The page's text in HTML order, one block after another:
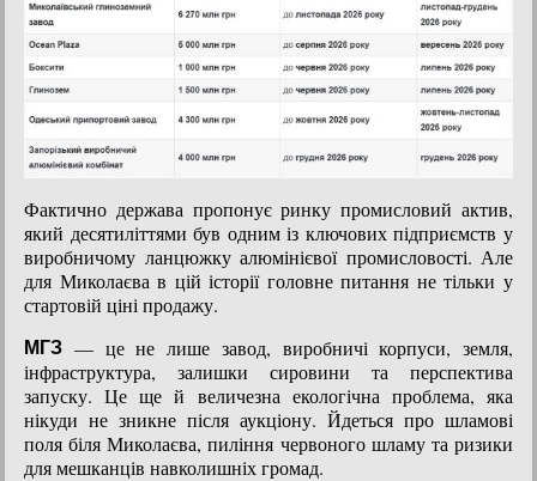
Фактично держава пропонує ринку промисловий актив,
який десятиліттями був одним із ключових підприємств у
виробничому ланцюжку алюмінієвої промисловості. Але
для Миколаєва в цій історії головне питання не тільки у
стартовій ціні продажу.
МГЗ — це не лише завод, виробничі корпуси, земля,
інфраструктура, залишки сировини та перспектива
запуску. Це ще й величезна екологічна проблема, яка
нікуди не зникне після аукціону. Йдеться про шламові
поля біля Миколаєва, пиління червоного шламу та ризики
для мешканців навколишніх громад.